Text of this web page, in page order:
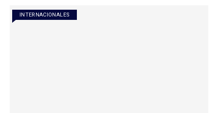
o
k
p
p
INTERNACIONALES